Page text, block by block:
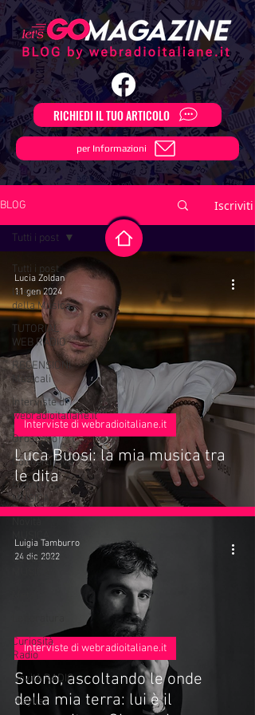
RICHIEDI IL TUO ARTICOLO
per Informazioni
BLOG Iscriviti
Tutti i post
la storia
della Musica
TUTORIAL
WEB RADIO
RECENSIONI
Musicali
Interviste di
webradioitaliane.it
Oroscopo
Concerti Live
Eventi
MUSICA
MUSICA
Curiosità
Curiosità
Radio
Novità RADIO
Playlist
Tutti i post
Luca Buosi: la mia musica tra
le dita
Interviste di webradioitaliane.it
Lucia Zoldan
11 gen 2024
Suono, ascoltando le onde
della mia terra: lui è il
Interviste di webradioitaliane.it
Luigia Tamburro
24 dic 2022